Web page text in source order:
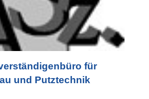
für
und Putztechnik